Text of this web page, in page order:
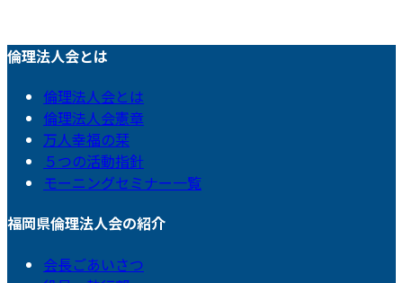
倫理法人会とは
倫理法人会とは
倫理法人会憲章
万人幸福の栞
５つの活動指針
モーニングセミナー一覧
福岡県倫理法人会の紹介
会長ごあいさつ